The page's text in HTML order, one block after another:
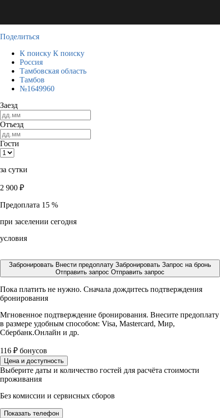
Поделиться
К поиску К поиску
Россия
Тамбовская область
Тамбов
№1649960
Заезд
Отъезд
Гости
за сутки
2 900 ₽
Предоплата 15 %
при заселении сегодня
условия
Забронировать Внести предоплату Забронировать Запрос на бронь
Отправить запрос Отправить запрос
Пока платить не нужно. Сначала дождитесь подтверждения
бронирования
Мгновенное подтверждение бронирования. Внесите предоплату
в размере удобным способом: Visa, Mastercard, Мир,
Сбербанк.Онлайн и др.
116 ₽ бонусов
Цена и доступность
Выберите даты и количество гостей для расчёта стоимости
проживания
Без комиссии и сервисных сборов
Показать телефон